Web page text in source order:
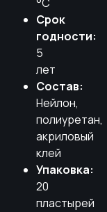
Срок
годности:
5
лет
Состав:
Нейлон,
полиуретан,
акриловый
клей
Упаковка:
20
пластырей